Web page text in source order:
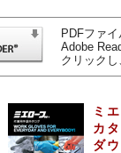
PDFファ
Adobe
クリック
ミ
カ
ダ